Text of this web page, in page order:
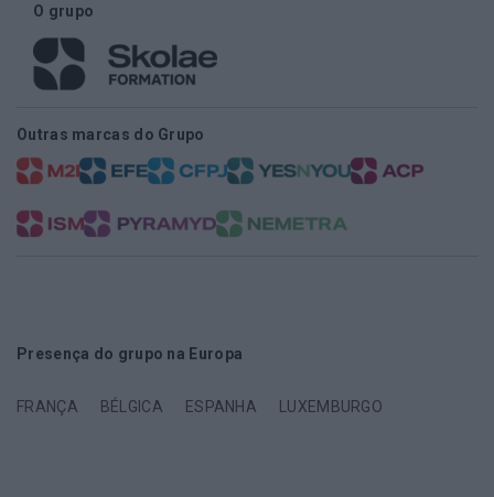
O grupo
Outras marcas do Grupo
Presença do grupo na Europa
FRANÇA BÉLGICA ESPANHA LUXEMBURGO